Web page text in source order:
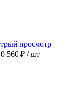
просмотр
560 ₽ / шт